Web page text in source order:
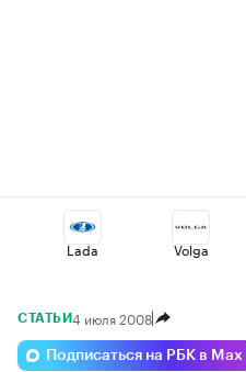
Lada Volga
Omoda
СТАТЬИ4 июля 2008
Подписаться на РБК в Max